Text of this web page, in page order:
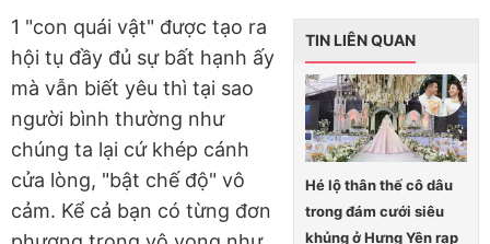
TIN LIÊN QUAN
Hé lộ thân thế cô dâu
trong đám cưới siêu
khủng ở Hưng Yên rạp
1 "con quái vật" được tạo ra
hội tụ đầy đủ sự bất hạnh ấy
mà vẫn biết yêu thì tại sao
người bình thường như
chúng ta lại cứ khép cánh
cửa lòng, "bật chế độ" vô
cảm. Kể cả bạn có từng đơn